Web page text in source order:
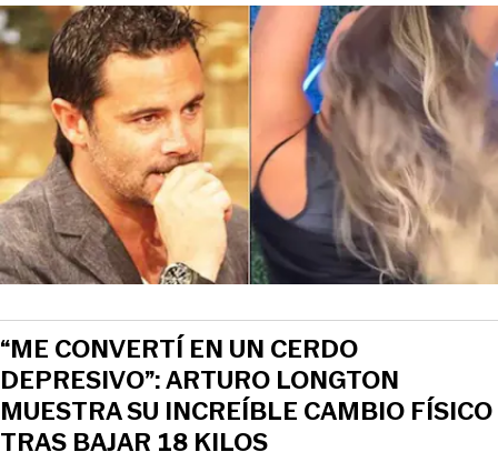
View this post on Instagram
“ME CONVERTÍ EN UN CERDO
DEPRESIVO”: ARTURO LONGTON
MUESTRA SU INCREÍBLE CAMBIO FÍSICO
TRAS BAJAR 18 KILOS